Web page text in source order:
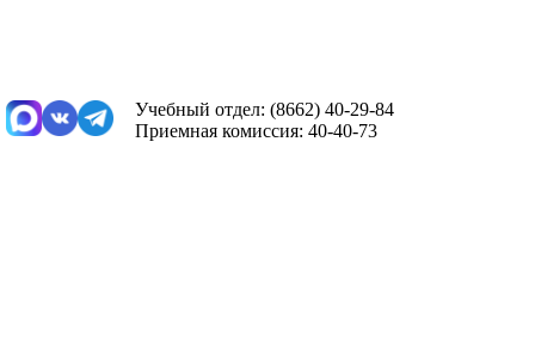
Учебный отдел: (8662) 40-29-84
Приемная комиссия: 40-40-73